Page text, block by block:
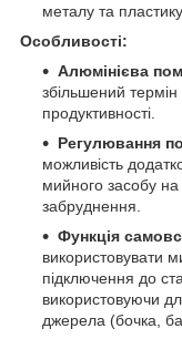
металу та пластику.
Особливості:
Алюмінієва
збільшений
продуктивності.
Регулювання
можливість
мийного засобу
забруднення.
Функція
використовувати
підключення до
використовуючи
джерела (бочка,